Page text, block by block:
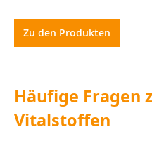
Zu den Produkten
Häufige Fragen
Vitalstoffen